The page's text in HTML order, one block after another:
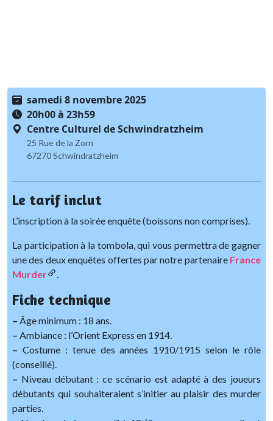
samedi 8 novembre 2025
20h00 à 23h59
Centre Culturel de Schwindratzheim
25 Rue de la Zorn
67270 Schwindratzheim
Le tarif inclut
L’inscription à la soirée enquête (boissons non comprises).
La participation à la tombola, qui vous permettra de gagner
une des deux enquêtes offertes par notre partenaire France
Murder
.
Fiche technique
– Âge minimum : 18 ans.
– Ambiance : l’Orient Express en 1914.
– Costume : tenue des années 1910/1915 selon le rôle
(conseillé).
– Niveau débutant : ce scénario est adapté à des joueurs
débutants qui souhaiteraient s’initier au plaisir des murder
parties.